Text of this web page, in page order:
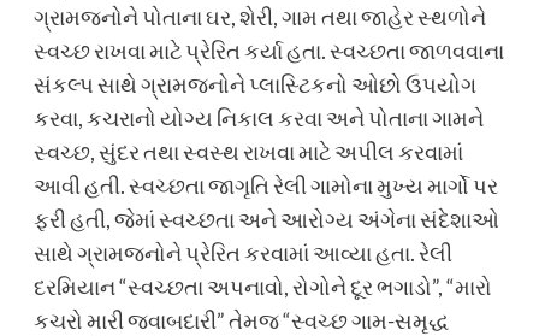
ગ્રામજનોને પોતાના ઘર, શેરી, ગામ તથા જાહેર સ્થળોને
સ્વચ્છ રાખવા માટે પ્રેરિત કર્યા હતા. સ્વચ્છતા જાળવવાના
સંકલ્પ સાથે ગ્રામજનોને પ્લાસ્ટિકનો ઓછો ઉપયોગ
કરવા, કચરાનો યોગ્ય નિકાલ કરવા અને પોતાના ગામને
સ્વચ્છ, સુંદર તથા સ્વસ્થ રાખવા માટે અપીલ કરવામાં
આવી હતી. સ્વચ્છતા જાગૃતિ રેલી ગામોના મુખ્ય માર્ગો પર
ફરી હતી, જેમાં સ્વચ્છતા અને આરોગ્ય અંગેના સંદેશાઓ
સાથે ગ્રામજનોને પ્રેરિત કરવામાં આવ્યા હતા. રેલી
દરમિયાન “સ્વચ્છતા અપનાવો, રોગોને દૂર ભગાડો”, “મારો
કચરો મારી જવાબદારી” તેમજ “સ્વચ્છ ગામ-સમૃદ્ધ